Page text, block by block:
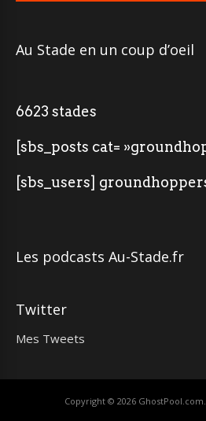
Au Stade en un coup d’oeil
6623 stades
[sbs_posts cat=
[sbs_users]
Les podcasts Au-Stade.fr
Twitter
Mes Tweets
Copyright © 2026 GhostPool.com